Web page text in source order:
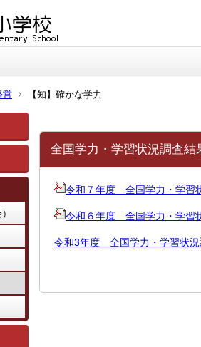
営 【知】確かな学力
全国学力・学習状況調査結
令和７年度 全国学力・学習
令和６年度 全国学力・学習
令和3年度 全国学力・学習状況